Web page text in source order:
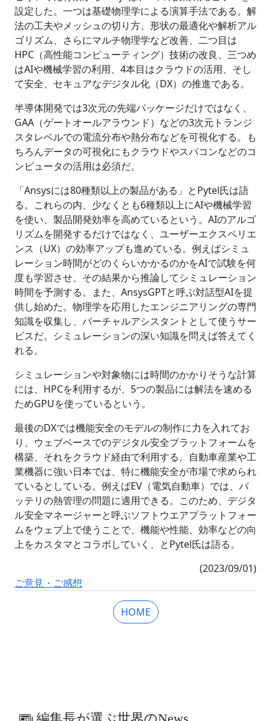
設定した。一つは基礎物理学による演算手法である。解
法の工夫やメッシュの切り方、形状の最適化や解析アル
ゴリズム、さらにマルチ物理学など改善、二つ目は
HPC（高性能コンピューティング）技術の改良、三つめ
はAIや機械学習の利用、4本目はクラウドの活用、そし
て安全、セキュアなデジタル化（DX）の推進である。
半導体開発では3次元の先端パッケージだけではなく、
GAA（ゲートオールアラウンド）などの3次元トランジ
スタレベルでの電流分布や熱分布などを可視化する。も
ちろんデータの可視化にもクラウドやスパコンなどのコ
ンピュータの活用は必須だ。
「Ansysには80種類以上の製品がある」とPytel氏は語
る。これらの内、少なくとも6種類以上にAIや機械学習
を使い、製品開発効率を高めているという。AIのアルゴ
リズムを開発するだけではなく、ユーザーエクスペリエ
ンス（UX）の効率アップも進めている。例えばシミュ
レーション時間がどのくらいかかるのかをAIで試験を何
度も学習させ、その結果から推論してシミュレーション
時間を予測する。また、AnsysGPTと呼ぶ対話型AIを提
供し始めた。物理学を応用したエンジニアリングの専門
知識を収集し、バーチャルアシスタントとして使うサー
ビスだ。シミュレーションの深い知識を問えば答えてく
れる。
シミュレーションや対象物には時間のかかりそうな計算
には、HPCを利用するが、5つの製品には解法を速める
ためGPUを使っているという。
最後のDXでは機能安全のモデルの制作に力を入れてお
り、ウェブベースでのデジタル安全プラットフォームを
構築、それをクラウド経由で利用する。自動車産業や工
業機器に強い日本では、特に機能安全が市場で求められ
ているとしている。例えばEV（電気自動車）では、バ
ッテリの熱管理の問題に適用できる。このため、デジタ
ル安全マネージャーと呼ぶソフトウエアプラットフォー
ムをウェブ上で使うことで、機能や性能、効率などの向
上をカスタマとコラボしていく、とPytel氏は語る。
(2023/09/01)
ご意見・ご感想
HOME